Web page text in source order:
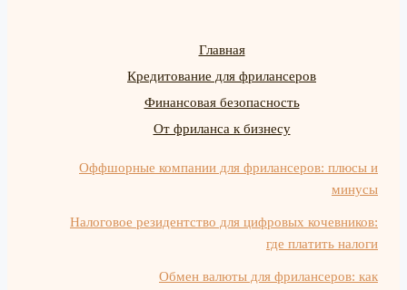
Главная
Кредитование для фрилансеров
Финансовая безопасность
От фриланса к бизнесу
Оффшорные компании для фрилансеров: плюсы и
минусы
Налоговое резидентство для цифровых кочевников:
где платить налоги
Обмен валюты для фрилансеров: как